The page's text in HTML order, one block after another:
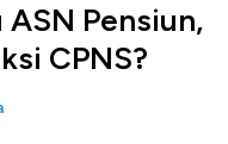
Pensiun,
CPNS?